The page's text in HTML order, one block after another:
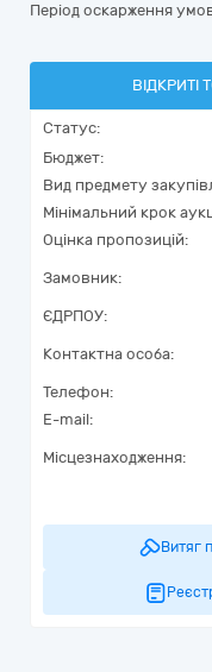
Період оскарження
Статус:
Бюджет:
Вид предмету
Мінімальний крок
Оцінка пропозицій:
Замовник:
ЄДРПОУ:
Контактна особа:
Телефон:
E-mail:
Місцезнаходження:
Витяг